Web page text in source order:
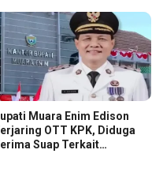
Muara Enim Edison
OTT KPK, Diduga
Suap Terkait